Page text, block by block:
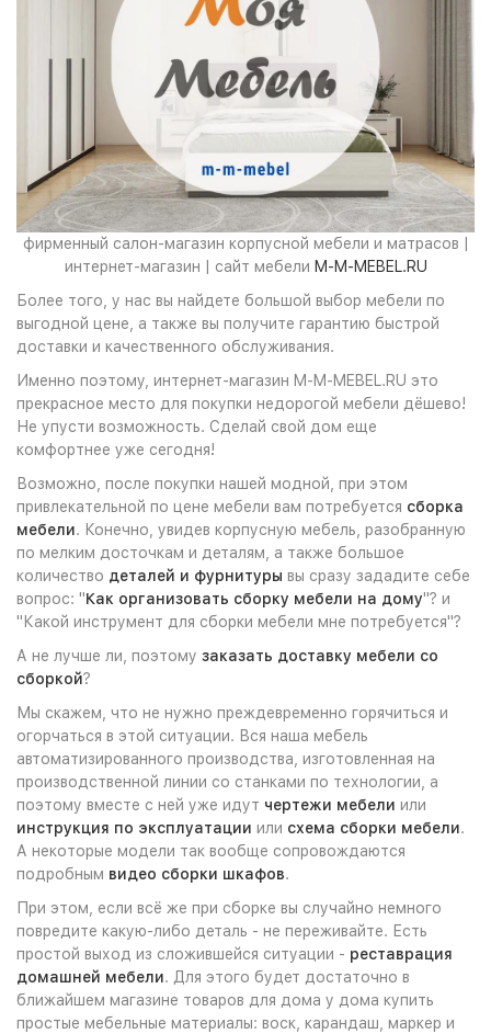
фирменный салон-магазин корпусной мебели и матрасов |
интернет-магазин | сайт мебели M-M-MEBEL.RU
Более того, у нас вы найдете большой выбор мебели по
выгодной цене, а также вы получите гарантию быстрой
доставки и качественного обслуживания.
Именно поэтому, интернет-магазин M-M-MEBEL.RU это
прекрасное место для покупки недорогой мебели дёшево!
Не упусти возможность. Сделай свой дом еще
комфортнее уже сегодня!
Возможно, после покупки нашей модной, при этом
привлекательной по цене мебели вам потребуется сборка
мебели. Конечно, увидев корпусную мебель, разобранную
по мелким досточкам и деталям, а также большое
количество деталей и фурнитуры вы сразу зададите себе
вопрос: "Как организовать сборку мебели на дому"? и
"Какой инструмент для сборки мебели мне потребуется"?
А не лучше ли, поэтому заказать доставку мебели со
сборкой?
Мы скажем, что не нужно преждевременно горячиться и
огорчаться в этой ситуации. Вся наша мебель
автоматизированного производства, изготовленная на
производственной линии со станками по технологии, а
поэтому вместе с ней уже идут чертежи мебели или
инструкция по эксплуатации или схема сборки мебели.
А некоторые модели так вообще сопровождаются
подробным видео сборки шкафов.
При этом, если всё же при сборке вы случайно немного
повредите какую-либо деталь - не переживайте. Есть
простой выход из сложившейся ситуации - реставрация
домашней мебели. Для этого будет достаточно в
ближайшем магазине товаров для дома у дома купить
простые мебельные материалы: воск, карандаш, маркер и